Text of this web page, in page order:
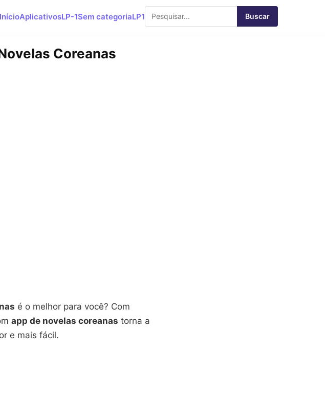
InícioAplicativosLP-1Sem categoriaLP1 Buscar
Coreanas
é o melhor para você? Com
app de novelas coreanas torna a
e mais fácil.